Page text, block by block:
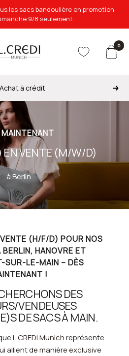
les sacs bandoulière en promotion
9/8 seulement.
0
à crédit
MAINTENANT
EN VENTE (M/W/D)
à Berlin
(H/F/D) POUR NOS
HANOVRE ET
SUR-LE-MAIN – DÈS
!
DES
VENDEUSES
DE SACS À MAIN.
L.CREDI Munich représente
allient de manière exclusive